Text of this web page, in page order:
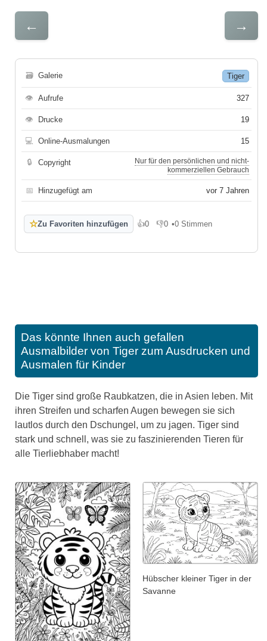
← →
🗃 Galerie Tiger
👁 Aufrufe 327
👁 Drucke 19
💻 Online-Ausmalungen 15
🔒 Copyright
Nur für den persönlichen und nicht-
kommerziellen Gebrauch
📅 Hinzugefügt am vor 7 Jahren
☆Zu Favoriten hinzufügen 👍0
Gefällt mir
👎0
Gefällt mir nicht
•0 Stimmen
Das könnte Ihnen auch gefallen
Ausmalbilder von Tiger zum Ausdrucken und
Ausmalen für Kinder
Die Tiger sind große Raubkatzen, die in Asien leben. Mit
ihren Streifen und scharfen Augen bewegen sie sich
lautlos durch den Dschungel, um zu jagen. Tiger sind
stark und schnell, was sie zu faszinierenden Tieren für
alle Tierliebhaber macht!
Hübscher kleiner Tiger in der
Savanne